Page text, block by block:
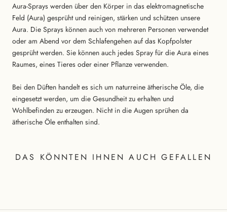
Aura-Sprays werden über den Körper in das elektromagnetische
Feld (Aura) gesprüht und reinigen, stärken und schützen unsere
Aura. Die Sprays können auch von mehreren Personen verwendet
oder am Abend vor dem Schlafengehen auf das Kopfpolster
gesprüht werden. Sie können auch jedes Spray für die Aura eines
Raumes, eines Tieres oder einer Pflanze verwenden.
Bei den Düften handelt es sich um naturreine ätherische Öle, die
eingesetzt werden, um die Gesundheit zu erhalten und
Wohlbefinden zu erzeugen. Nicht in die Augen sprühen da
ätherische Öle enthalten sind.
DAS KÖNNTEN IHNEN AUCH GEFALLEN